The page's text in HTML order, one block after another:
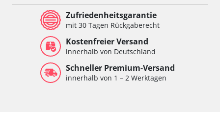
Zufriedenheitsgarantie
mit 30 Tagen Rückgaberecht
Kostenfreier Versand
innerhalb von Deutschland
Schneller Premium-Versand
innerhalb von 1 – 2 Werktagen